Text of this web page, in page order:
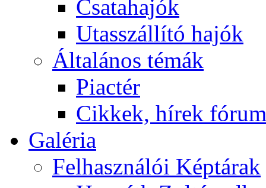
Csatahajók
Utasszállító hajók
Általános témák
Piactér
Cikkek, hírek
Galéria
Felhasználói Képtárak